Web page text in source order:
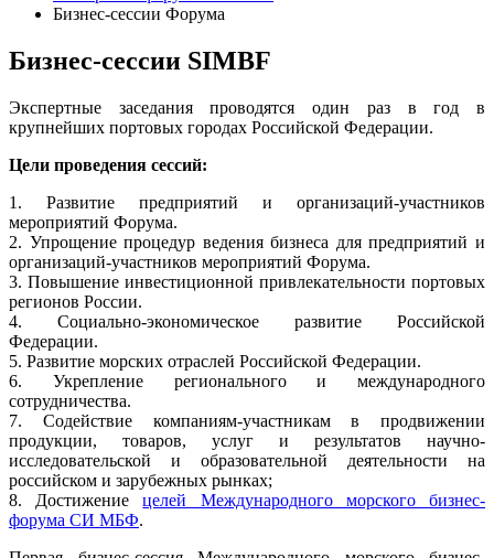
Бизнес-сессии Форума
Бизнес-сессии SIMBF
Экспертные заседания проводятся один раз в год в
крупнейших портовых городах Российской Федерации.
Цели проведения сессий:
1. Развитие предприятий и организаций-участников
мероприятий Форума.
2. Упрощение процедур ведения бизнеса для предприятий и
организаций-участников мероприятий Форума.
3. Повышение инвестиционной привлекательности портовых
регионов России.
4. Социально-экономическое развитие Российской
Федерации.
5. Развитие морских отраслей Российской Федерации.
6. Укрепление регионального и международного
сотрудничества.
7. Содействие компаниям-участникам в продвижении
продукции, товаров, услуг и результатов научно-
исследовательской и образовательной деятельности на
российском и зарубежных рынках;
8. Достижениецелей Международного морского бизнес-
форума СИ МБФ.